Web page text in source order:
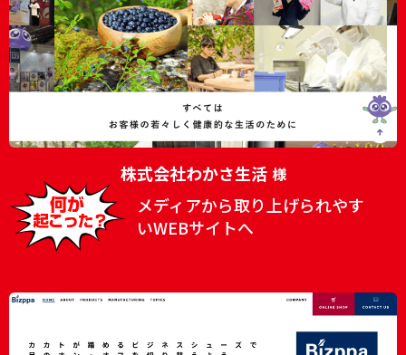
株式会社わかさ生活 様
メディアから取り上げられやす
いWEBサイトへ